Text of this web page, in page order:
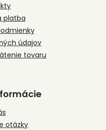
platba
údajov
tovaru
otázky